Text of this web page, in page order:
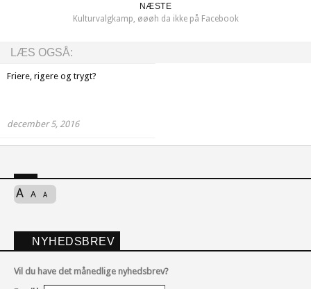
NÆSTE
Kulturvalgkamp, øøøh da ikke på Facebook
LÆS OGSÅ:
Friere, rigere og trygt?
december 5, 2016
A A A
NYHEDSBREV
Vil du have det månedlige nyhedsbrev?